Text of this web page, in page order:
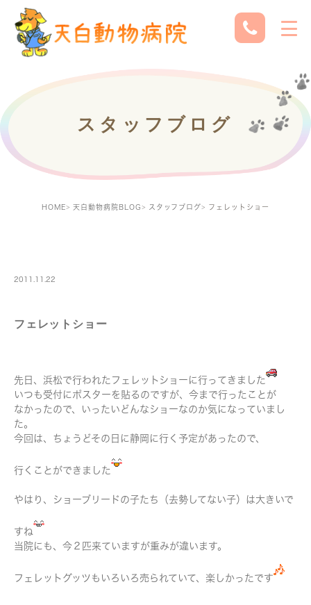
スタッフブログ
HOME 天白動物病院BLOG スタッフブログ フェレットショー
2011.11.22
フェレットショー
先日、浜松で行われたフェレットショーに行ってきました
いつも受付にポスターを貼るのですが、今まで行ったことが
なかったので、いったいどんなショーなのか気になっていまし
た。
今回は、ちょうどその日に静岡に行く予定があったので、
行くことができました
やはり、ショーブリードの子たち（去勢してない子）は大きいで
すね
当院にも、今２匹来ていますが重みが違います。
フェレットグッツもいろいろ売られていて、楽しかったです